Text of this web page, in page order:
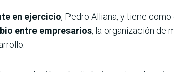
en ejercicio, Pedro Alliana, y tiene
entre empresarios, la organización de